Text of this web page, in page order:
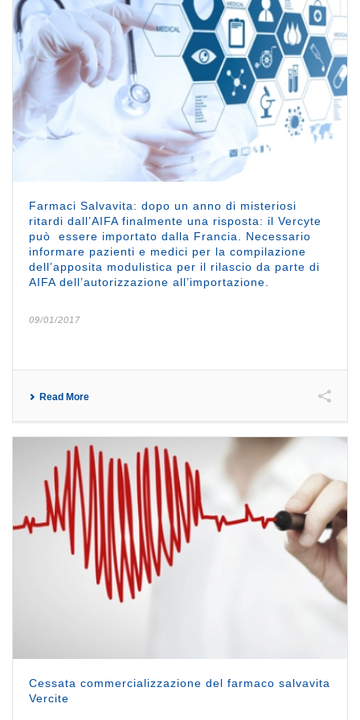
Farmaci Salvavita: dopo un anno di misteriosi
ritardi dall’AIFA finalmente una risposta: il Vercyte
può essere importato dalla Francia. Necessario
informare pazienti e medici per la compilazione
dell’apposita modulistica per il rilascio da parte di
AIFA dell’autorizzazione all’importazione.
09/01/2017
Read More
Cessata commercializzazione del farmaco salvavita
Vercite